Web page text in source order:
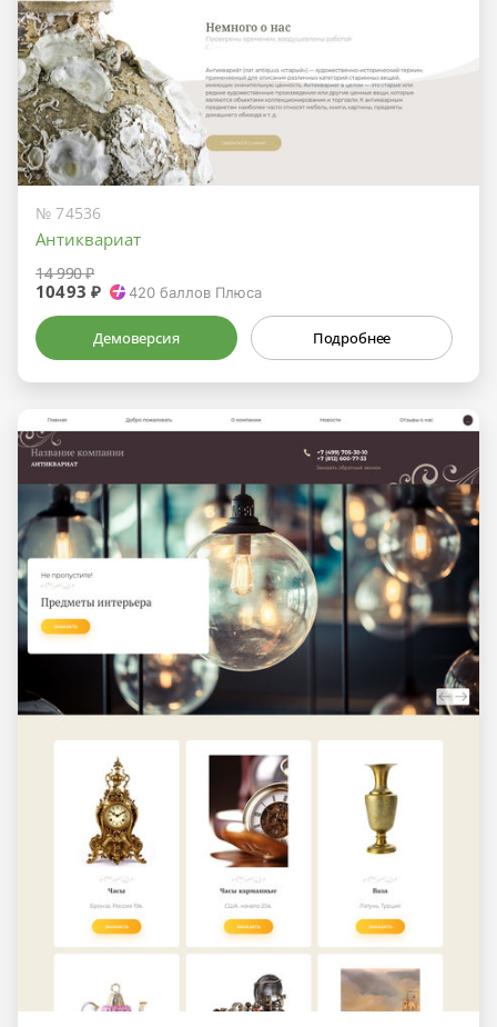
№ 74536
Антиквариат
14 990 ₽
10493 ₽ 420 баллов Плюса
Демоверсия Подробнее